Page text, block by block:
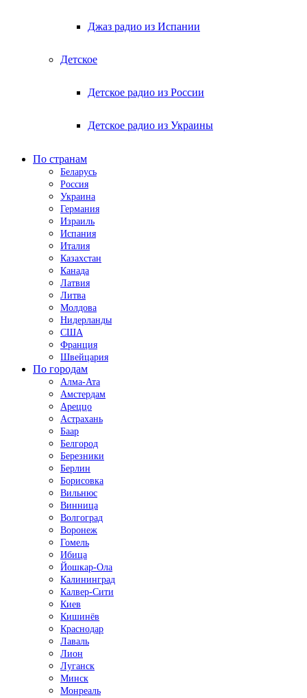
Джаз радио из Испании
Детское
Детское радио из России
Детское радио из Украины
По странам
Беларусь
Россия
Украина
Германия
Израиль
Испания
Италия
Казахстан
Канада
Латвия
Литва
Молдова
Нидерланды
США
Франция
Швейцария
По городам
Алма-Ата
Амстердам
Ареццо
Астрахань
Баар
Белгород
Березники
Берлин
Борисовка
Вильнюс
Винница
Волгоград
Воронеж
Гомель
Ибица
Йошкар-Ола
Калининград
Калвер-Сити
Киев
Кишинёв
Краснодар
Лаваль
Лион
Луганск
Минск
Монреаль